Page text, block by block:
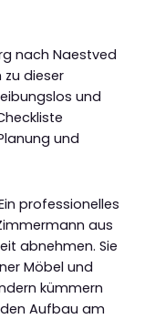
nach Naestved
zu dieser
und
und
professionelles
aus
abnehmen. Sie
Möbel und
kümmern
Aufbau am